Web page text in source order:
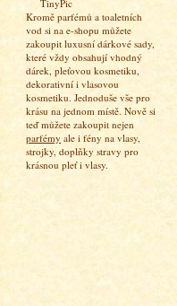
Kromě parfémů a toaletních
vod si na e-shopu můžete
zakoupit luxusní dárkové sady,
které vždy obsahují vhodný
dárek, pleťovou kosmetiku,
dekorativní i vlasovou
kosmetiku. Jednoduše vše pro
krásu na jednom místě. Nově si
teď můžete zakoupit nejen
parfémy ale i fény na vlasy,
strojky, doplňky stravy pro
krásnou pleť i vlasy.